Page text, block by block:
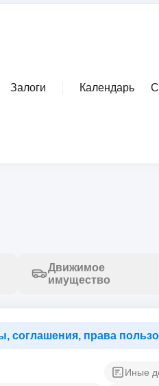
Залоги Календарь
Движимое
имущество
соглашения, права
Иные